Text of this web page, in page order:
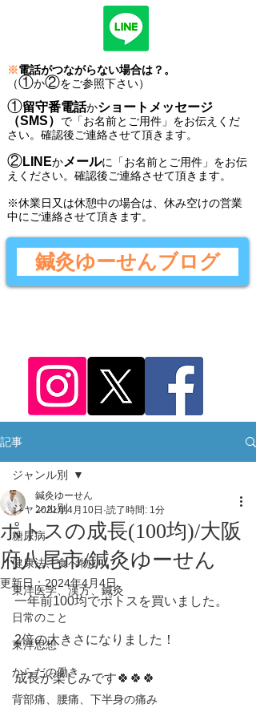
※電話がつながらない場合は？。
（①か②をご参照下さい）
①留守番電話かショートメッセージ
（SMS） で 「お名前とご用件 」 をお伝えくだ
さい。 確認後ご連絡させて頂きます。
②LINEかメールに 「お名前とご用件 」 をお伝
えください。 確認後ご連絡させて頂きます。
​※休業日又は休憩中の場合は、休み空けの営業
中にご連絡させて頂きます。
鍼灸ゆーせんブログ
記事
ジャンル別
糖尿病
健康法、食べ物
東洋医学、漢方、鍼灸
日常のこと
東洋思想
からだの働き
背部痛、腰痛、下半身の痛み
ジャンル別
ポトスの成長(100均)/大阪
府八尾市/鍼灸ゆーせん
鍼灸ゆーせん
2021年4月10日 読了時間: 1分
更新日：2024年4月4日
一年前100均でポトスを買いました。
2倍の大きさになりました！
成長が楽しみです🍀🍀🍀